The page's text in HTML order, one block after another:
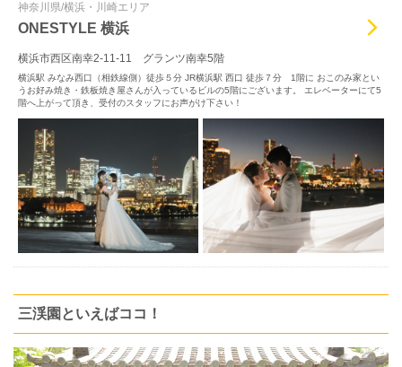
神奈川県/横浜・川崎エリア
ONESTYLE 横浜
横浜市西区南幸2-11-11 グランツ南幸5階
横浜駅 みなみ西口（相鉄線側）徒歩５分 JR横浜駅 西口 徒歩７分 1階に おこのみ家とい
うお好み焼き・鉄板焼き屋さんが入っているビルの5階にございます。 エレベーターにて5
階へ上がって頂き、受付のスタッフにお声がけ下さい！
三渓園といえばココ！